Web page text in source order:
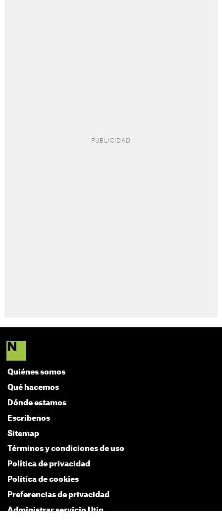
Quiénes somos
Qué hacemos
Dónde estamos
Escríbenos
Sitemap
Términos y condiciones de uso
Política de privacidad
Política de cookies
Preferencias de privacidad
Administrar servicio Utiq